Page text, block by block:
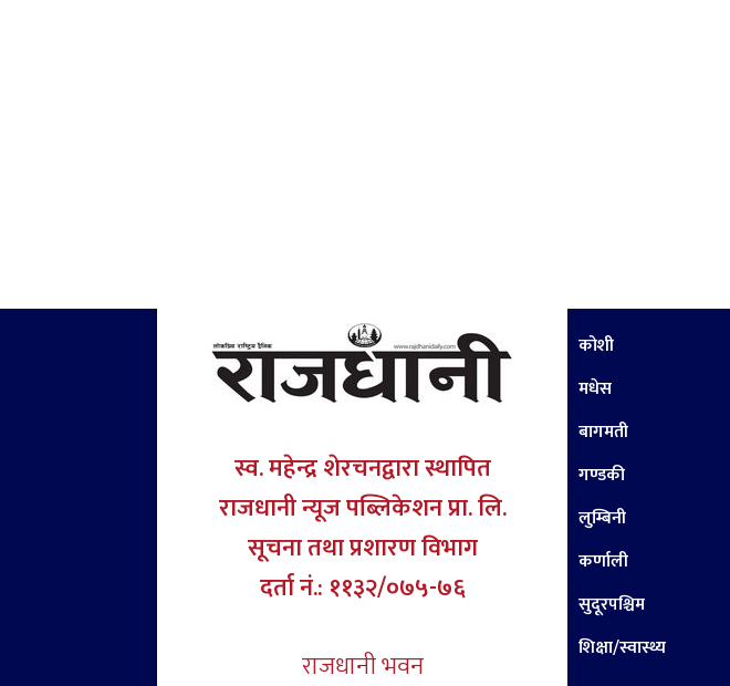
स्व. महेन्द्र शेरचनद्वारा स्थापित
राजधानी न्यूज पब्लिकेशन प्रा. लि.
सूचना तथा प्रशारण विभाग
दर्ता नं.: ११३२/०७५-७६
राजधानी भवन
कोशी
मधेस
बागमती
गण्डकी
लुम्बिनी
कर्णाली
सुदूरपश्चिम
शिक्षा/स्वास्थ्य